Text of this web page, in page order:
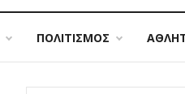
ΠΟΛΙΤΙΣΜΟΣ